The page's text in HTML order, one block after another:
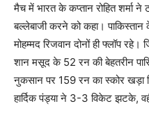
मैच में भारत के कप्तान रोहित शर्मा
बल्लेबाजी करने को कहा।
मोहम्मद रिजवान दोनों ही फ्लॉप
शान मसूद के 52 रन की बेहतरीन
नुकसान पर 159 रन का स्कोर खड़ा
हार्दिक पंड्या ने 3-3 विकेट झटके,